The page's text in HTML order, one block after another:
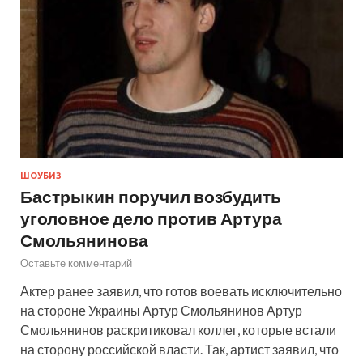
ШОУБИЗ
Бастрыкин поручил возбудить
уголовное дело против Артура
Смольянинова
Оставьте комментарий
Актер ранее заявил, что готов воевать исключительно
на стороне Украины Артур Смольянинов Артур
Смольянинов раскритиковал коллег, которые встали
на сторону российской власти. Так, артист заявил, что